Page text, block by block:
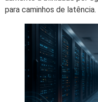
para caminhos de latência.